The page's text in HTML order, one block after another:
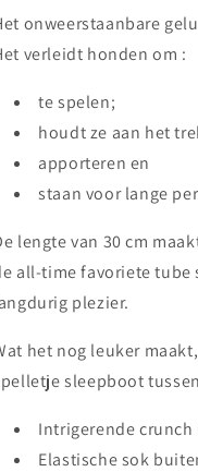
onweerstaanbare
verleidt honden om :
te spelen;
houdt ze aan het
apporteren en
staan voor lange
lengte van 30 cm
all-time favoriete
plezier.
het nog leuker
sleepboot
Intrigerende
Elastische sok